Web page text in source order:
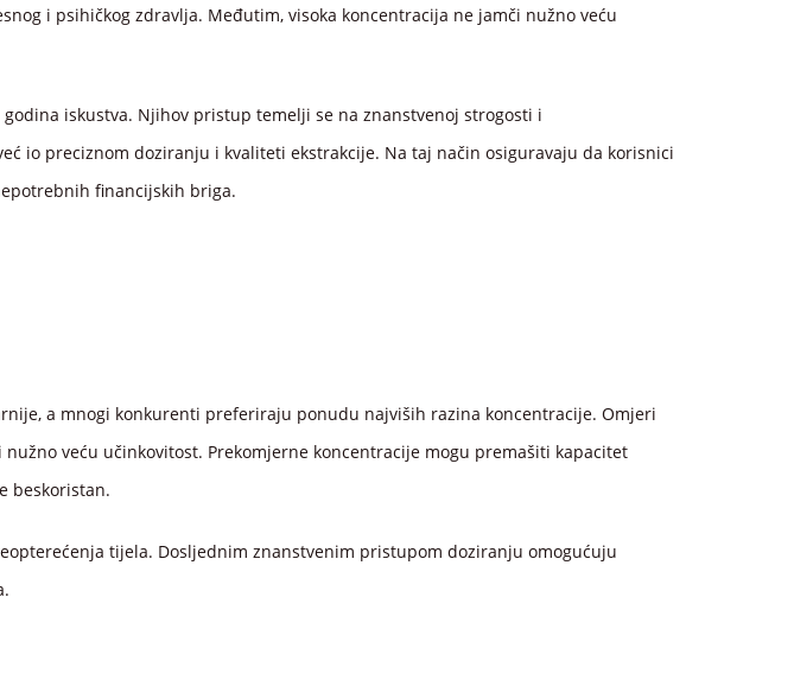
i psihičkog zdravlja. Međutim, visoka koncentracija ne jamči nužno veću
godina iskustva. Njihov pristup temelji se na znanstvenoj strogosti i
io preciznom doziranju i kvaliteti ekstrakcije. Na taj način osiguravaju da korisnici
financijskih briga.
a mnogi konkurenti preferiraju ponudu najviših razina koncentracije. Omjeri
veću učinkovitost. Prekomjerne koncentracije mogu premašiti kapacitet
beskoristan.
tijela. Dosljednim znanstvenim pristupom doziranju omogućuju